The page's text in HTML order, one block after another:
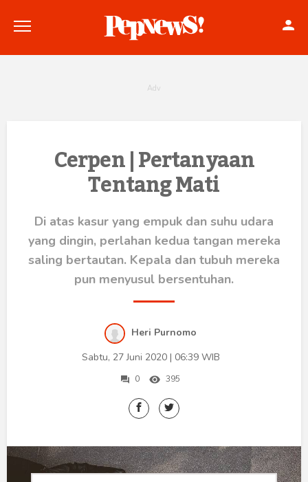
Politik
Hankam
Internasional
Wanita
Cerpen | Pertanyaan
Tentang Mati
Di atas kasur yang empuk dan suhu udara
yang dingin, perlahan kedua tangan mereka
saling bertautan. Kepala dan tubuh mereka
pun menyusul bersentuhan.
Heri Purnomo
Sabtu, 27 Juni 2020 | 06:39 WIB
0 395